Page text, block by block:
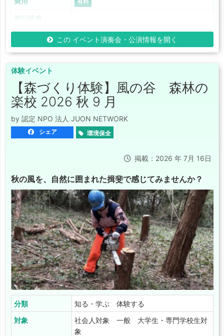
割引特典
この イベント演奏会・公演情報を開く
体験イベント
【森づくり体験】風の谷 森林の
楽校 2026 秋 9 月
by 認定 NPO 法人 JUON NETWORK
シェア 環境保全
掲載：2026 年 7月 16日
秋の風を、自然に囲まれた揖斐で感じてみませんか？
分類 知る・学ぶ 体験する
対象
社会人対象 一般 大学生・専門学校生対
象